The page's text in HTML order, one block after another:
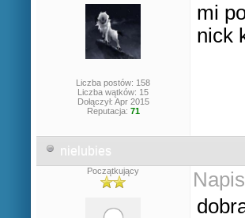
Liczba postów: 158
Liczba wątków: 15
Dołączył: Apr 2015
Reputacja: 71
mi
nick
nielubies
Początkujący